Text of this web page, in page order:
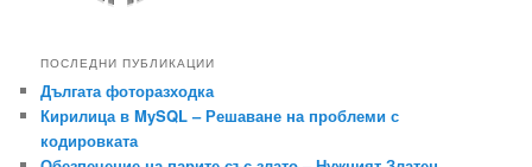
ПОСЛЕДНИ ПУБЛИКАЦИИ
Дългата фоторазходка
Кирилица в MySQL – Решаване на проблеми с
кодировката